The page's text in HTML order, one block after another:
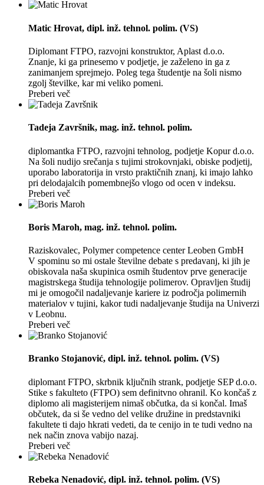
Matic Hrovat, dipl. inž. tehnol. polim. (VS)
Diplomant FTPO, razvojni konstruktor, Aplast d.o.o.
Znanje, ki ga prinesemo v podjetje, je zaželeno in ga z
zanimanjem sprejmejo. Poleg tega študentje na šoli nismo
zgolj številke, kar mi veliko pomeni.
Preberi več
Tadeja Završnik, mag. inž. tehnol. polim.
diplomantka FTPO, razvojni tehnolog, podjetje Kopur d.o.o.
Na šoli nudijo srečanja s tujimi strokovnjaki, obiske podjetij,
uporabo laboratorija in vrsto praktičnih znanj, ki imajo lahko
pri delodajalcih pomembnejšo vlogo od ocen v indeksu.
Preberi več
Boris Maroh, mag. inž. tehnol. polim.
Raziskovalec, Polymer competence center Leoben GmbH
V spominu so mi ostale številne debate s predavanj, ki jih je
obiskovala naša skupinica osmih študentov prve generacije
magistrskega študija tehnologije polimerov. Opravljen študij
mi je omogočil nadaljevanje kariere iz področja polimernih
materialov v tujini, kakor tudi nadaljevanje študija na Univerzi
v Leobnu.
Preberi več
Branko Stojanović, dipl. inž. tehnol. polim. (VS)
diplomant FTPO, skrbnik ključnih strank, podjetje SEP d.o.o.
Stike s fakulteto (FTPO) sem definitvno ohranil. Ko končaš z
diplomo ali magisterijem nimaš občutka, da si končal. Imaš
občutek, da si še vedno del velike družine in predstavniki
fakultete ti dajo hkrati vedeti, da te cenijo in te tudi vedno na
nek način znova vabijo nazaj.
Preberi več
Rebeka Nenadović, dipl. inž. tehnol. polim. (VS)